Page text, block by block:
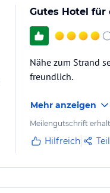
Gutes Hotel
Nähe zum Strand
freundlich.
Mehr anzeigen
Meilengutschrift
Hilfreich